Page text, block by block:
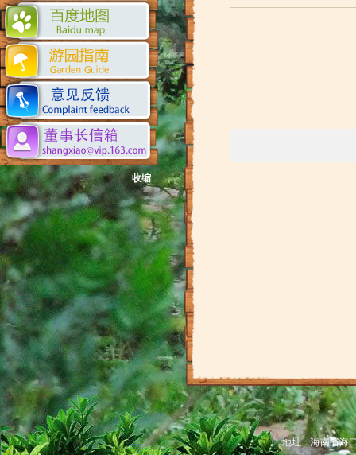
收缩
地址：海南省海